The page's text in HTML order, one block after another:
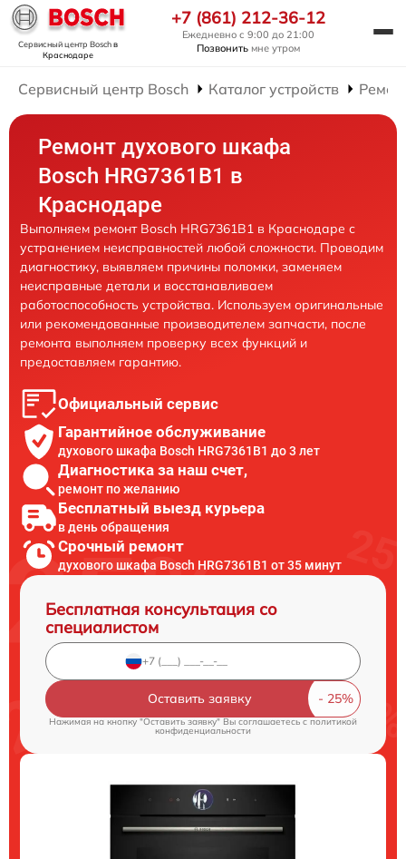
Сервисный центр Boschв
Краснодаре
+7 (861) 212-36-12
Ежедневно с 9:00 до 21:00
Позвонить мне утром
Сервисный центр Bosch Каталог устройств
Ремонт духового шкафа
Bosch HRG7361B1 в
Краснодаре
Выполняем ремонт Bosch HRG7361B1 в Краснодаре с
устранением неисправностей любой сложности. Проводим
диагностику, выявляем причины поломки, заменяем
неисправные детали и восстанавливаем
работоспособность устройства. Используем оригинальные
или рекомендованные производителем запчасти, после
ремонта выполняем проверку всех функций и
предоставляем гарантию.
Официальный сервис
Гарантийное обслуживание
духового шкафа Bosch HRG7361B1 до 3 лет
Диагностика за наш счет,
ремонт по желанию
Бесплатный выезд курьера
в день обращения
Срочный ремонт
духового шкафа Bosch HRG7361B1 от 35 минут
Бесплатная консультация со
специалистом
Оставить заявку
Нажимая на кнопку "Оставить заявку" Вы соглашаетесь cполитикой
конфиденциальности